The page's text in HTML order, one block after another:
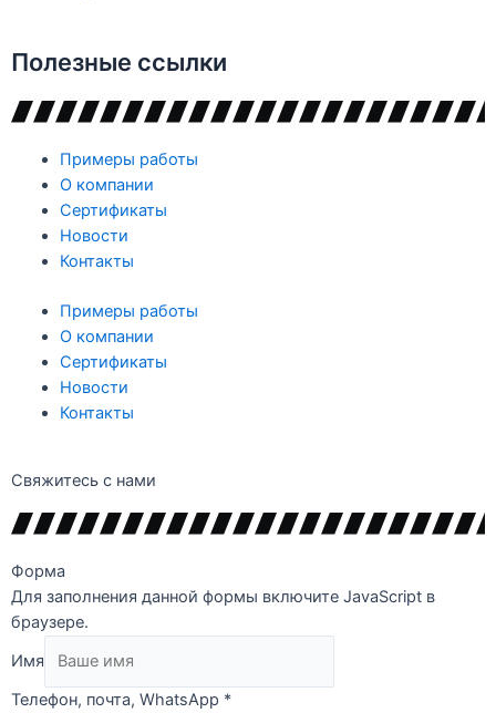
Полезные ссылки
Примеры работы
О компании
Сертификаты
Новости
Контакты
Примеры работы
О компании
Сертификаты
Новости
Контакты
Свяжитесь с нами
Форма
Для заполнения данной формы включите JavaScript в
браузере.
Имя
Телефон, почта, WhatsApp *